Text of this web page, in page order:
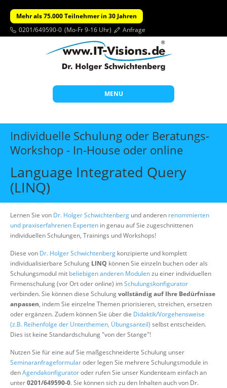
Mehr als 75.000 Teilnehmer in 30 Jahren
0201/649590-0 (Mo-Fr 9-16 Uhr) Anfrage
MENU
Start
Themen
Individuelle Schulungen
Wissen
Über uns
Suche
Individuelle Schulung oder Beratungs-
Workshop - In-House oder online
Language Integrated Query
(LINQ)
Lernen Sie von Dr. Holger Schwichtenberg und anderen renommierten
und praxiserfahrenen Experten in genau auf Sie zugeschnittenen
individuellen Schulungen, Trainings und Workshops!
Diese von Dr. Holger Schwichtenberg konzipierte und komplett
individualisierbare Schulung LINQ können Sie einzeln buchen oder als
Schulungsmodul mit beliebigen anderen Modulenzu einer individuellen
Firmenschulung (vor Ort oder online) imSchulungskonfigurator
verbinden. Sie können diese Schulungvollständig auf Ihre Bedürfnisse
anpassen, indem Sie einzelne Themen priorisieren, streichen, ersetzen
oder ergänzen. Zudem können Sie über die Didaktik/Vorgehensweise
(z.B. Reihenfolge der Unterthemen, Übungsanteil) selbst entscheiden.
Dies ist keine Standardschulung "von der Stange"!
Nutzen Sie für eine auf Sie maßgeschneiderte Schulung unser
Seminaranfrageformularoder legen Sie mehrere Schulungsmodule in
denAgendakonfiguratoroder rufen Sie unser Kundenteam einfach an
unter0201/649590-0. Sie können sich zu den Inhalten auch von Dr.